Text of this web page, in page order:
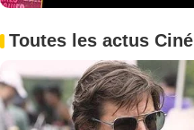
Toutes les actus Ciné